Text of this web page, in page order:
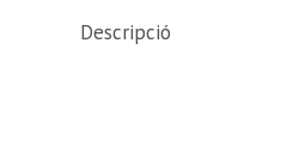
Descripció